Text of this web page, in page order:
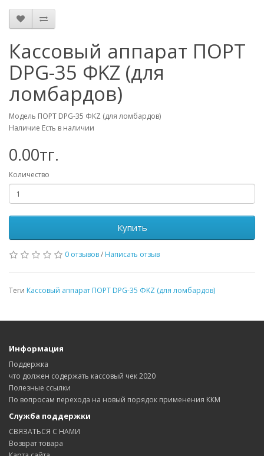
Кассовый аппарат ПОРТ
DPG-35 ФKZ (для
ломбардов)
Модель ПОРТ DPG-35 ФKZ (для ломбардов)
Наличие Есть в наличии
0.00тг.
Количество
Купить
0 отзывов/ Написать отзыв
Теги Кассовый аппарат ПОРТ DPG-35 ФKZ (для ломбардов)
Информация
Поддержка
что должен содержать кассовый чек 2020
Полезные ссылки
По вопросам перехода на новый порядок применения ККМ
Служба поддержки
СВЯЗАТЬСЯ С НАМИ
Возврат товара